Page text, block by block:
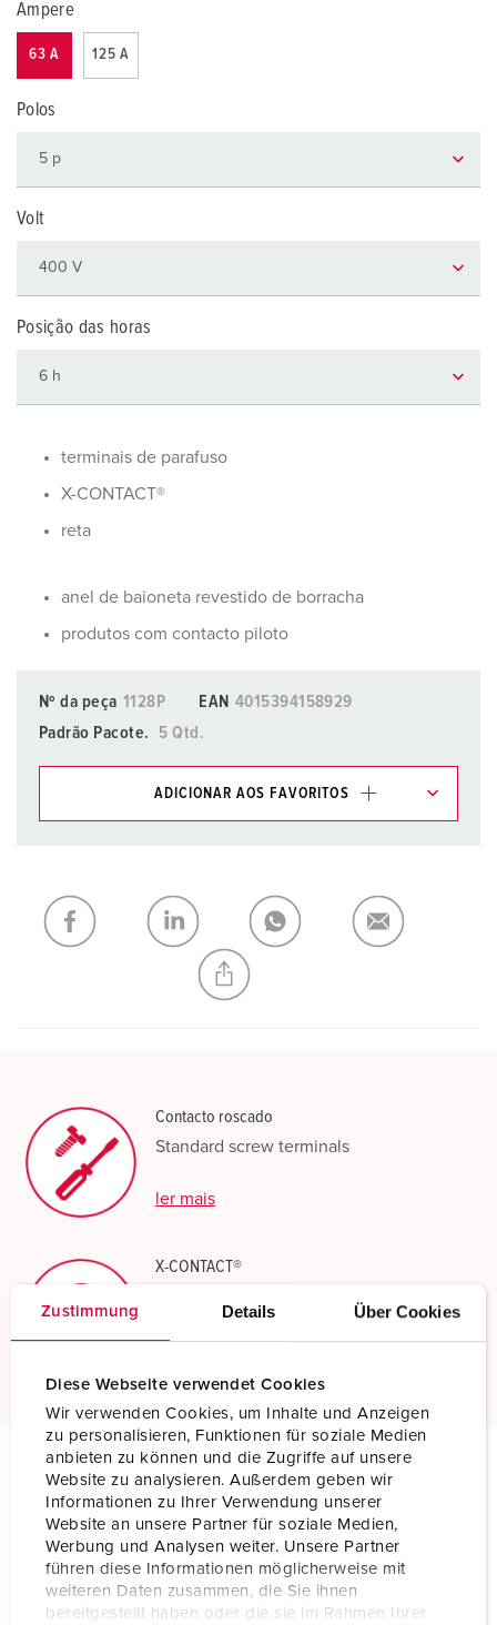
Zustimmung Details Über Cookies
Diese Webseite verwendet Cookies
Wir verwenden Cookies, um Inhalte und Anzeigen
zu personalisieren, Funktionen für soziale Medien
anbieten zu können und die Zugriffe auf unsere
Website zu analysieren. Außerdem geben wir
Informationen zu Ihrer Verwendung unserer
Website an unsere Partner für soziale Medien,
Werbung und Analysen weiter. Unsere Partner
führen diese Informationen möglicherweise mit
weiteren Daten zusammen, die Sie ihnen
bereitgestellt haben oder die sie im Rahmen Ihrer
Ampere
63 A 125 A
Polos
Volt
Posição das horas
terminais de parafuso
X-CONTACT®
reta
anel de baioneta revestido de borracha
produtos com contacto piloto
Nº da peça 1128P EAN 4015394158929
Padrão Pacote.
5 Qtd.
ADICIONAR AOS FAVORITOS
Minha lista (0) ADICIONAR
CRIAR UMA NOVA LISTA
Contacto roscado
Standard screw terminals
ler mais
X-CONTACT®
Especificações técnicas
Tomada de painel 1128P
Ampere 63 A
Polos 5 p